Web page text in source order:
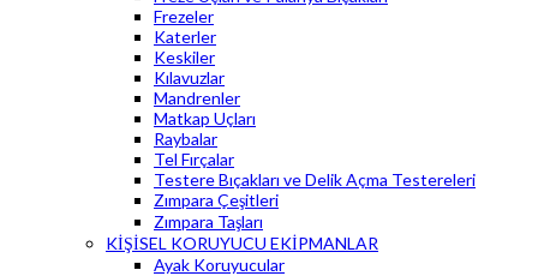
Frezeler
Katerler
Keskiler
Kılavuzlar
Mandrenler
Matkap Uçları
Raybalar
Tel Fırçalar
Testere Bıçakları ve Delik Açma Testereleri
Zımpara Çeşitleri
Zımpara Taşları
KİŞİSEL KORUYUCU EKİPMANLAR
Ayak Koruyucular